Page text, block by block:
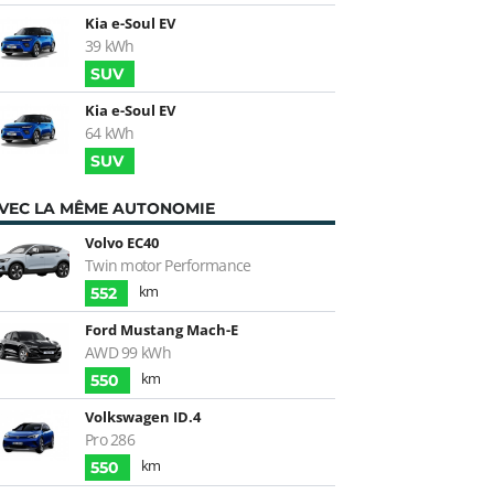
Kia e-Soul EV
39 kWh
SUV
Kia e-Soul EV
64 kWh
SUV
LA MÊME AUTONOMIE
Volvo EC40
Twin motor Performance
552
km
Ford Mustang Mach-E
AWD 99 kWh
550
km
Volkswagen ID.4
Pro 286
550 km